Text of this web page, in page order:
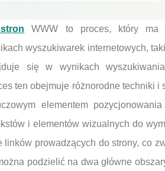
WWW to proces, który ma
wyszukiwarek internetowych,
się w wynikach
ten obejmuje różnorodne techniki
elementem
i elementów wizualnych do
linków prowadzących do strony, co
podzielić na dwa główne